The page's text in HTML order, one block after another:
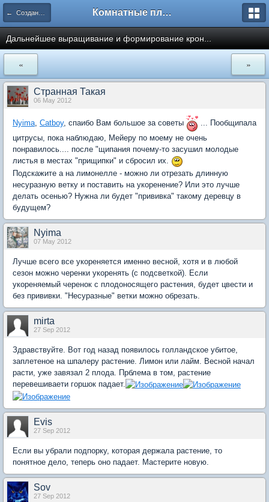
← Создание и формирование растений Комнатные плодовые экзоты
Дальнейшее выращивание и формирование крон...
« »
Странная Такая
06 May 2012
Nyima Catboy, спаибо Вам большое за советы
... Пообщипала
цитрусы, пока наблюдаю, Мейеру по моему не очень
понравилось.... после "щипания почему-то засушил молодые
листья в местах "прищипки" и сбросил их.
Подскажите а на лимонелле - можно ли отрезать длинную
несуразную ветку и поставить на укоренение? Или это лучше
делать осенью? Нужна ли будет "прививка" такому деревцу в
будущем?
Nyima
07 May 2012
Лучше всего все укореняется именно весной, хотя и в любой
сезон можно черенки укоренять (с подсветкой). Если
укореняемый черенок с плодоносящего растения, будет цвести и
без прививки. "Несуразные" ветки можно обрезать.
mirta
27 Sep 2012
Здравствуйте. Вот год назад появилось голландское убитое,
заплетеное на шпалеру растение. Лимон или лайм. Весной начал
расти, уже завязал 2 плода. Прблема в том, растение
перевешиваети горшок падает.
Evis
27 Sep 2012
Если вы убрали подпорку, которая держала растение, то
понятное дело, теперь оно падает. Мастерите новую.
Sov
27 Sep 2012